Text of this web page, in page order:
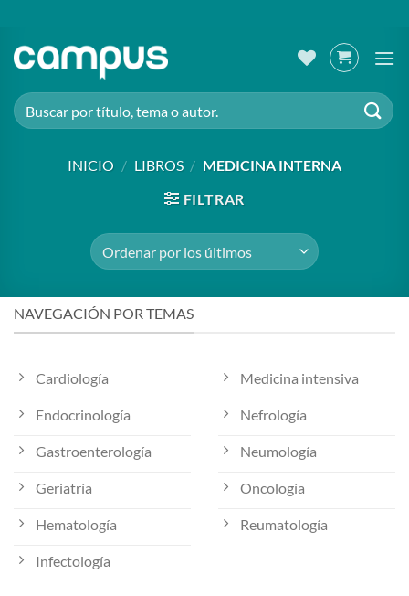
contenido
Buscar
por:
INICIO / LIBROS / MEDICINA INTERNA
FILTRAR
NAVEGACIÓN POR TEMAS
Cardiología
Endocrinología
Gastroenterología
Geriatría
Hematología
Infectología
Medicina intensiva
Nefrología
Neumología
Oncología
Reumatología